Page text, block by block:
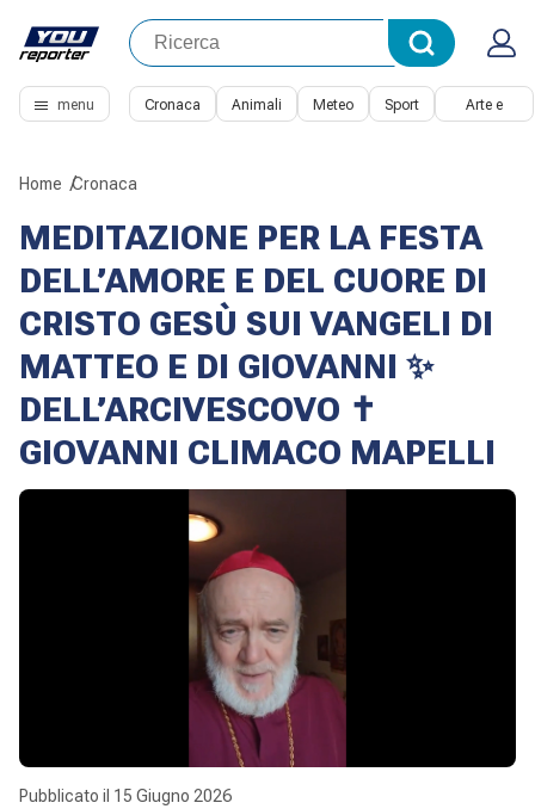
menu Cronaca Animali Meteo Sport Arte e
Home Cronaca
MEDITAZIONE PER LA FESTA
DELL’AMORE E DEL CUORE DI
CRISTO GESÙ SUI VANGELI DI
MATTEO E DI GIOVANNI ✨
DELL’ARCIVESCOVO ✝️
GIOVANNI CLIMACO MAPELLI
Pubblicato il 15 Giugno 2026